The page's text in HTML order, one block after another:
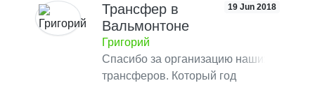
19 Jun 2018
Трансфер в
Вальмонтоне
Григорий
Спасибо за организацию наших
трансферов. Который год